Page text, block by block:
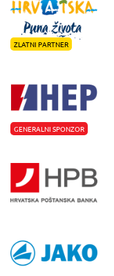
ZLATNI PARTNER
GENERALNI SPONZOR